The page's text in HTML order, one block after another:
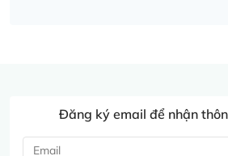
Đăng ký email để nhận